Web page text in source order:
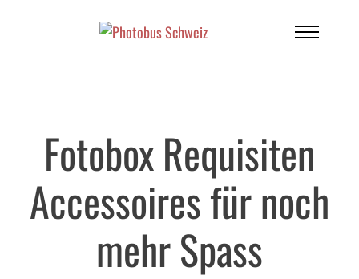
Fotobox
Firmen-Events
Hochzeiten
Fotobox Requisiten
Accessoires für noch
mehr Spass